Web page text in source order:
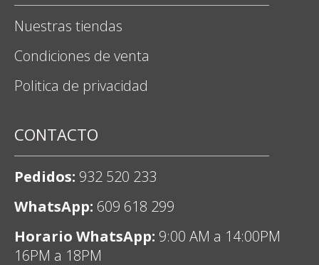
Nuestras tiendas
Condiciones de venta
Politica de privacidad
CONTACTO
Pedidos: 932 520 233
WhatsApp: 609 618 299
Horario WhatsApp: 9:00 AM a 14:00PM
16PM a 18PM